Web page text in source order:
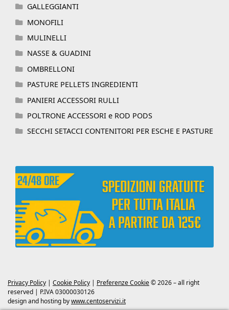
GALLEGGIANTI
MONOFILI
MULINELLI
NASSE & GUADINI
OMBRELLONI
PASTURE PELLETS INGREDIENTI
PANIERI ACCESSORI RULLI
POLTRONE ACCESSORI e ROD PODS
SECCHI SETACCI CONTENITORI PER ESCHE E PASTURE
Privacy Policy | Cookie Policy | Preferenze Cookie© 2026 – all right
reserved | P.IVA 03000030126
design and hosting bywww.centoservizi.it